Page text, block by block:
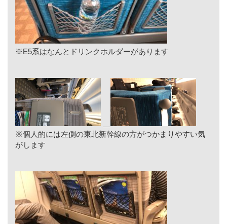
※E5系はなんとドリンクホルダーがあります
※個人的には左側の東北新幹線の方がつかまりやすい気
がします